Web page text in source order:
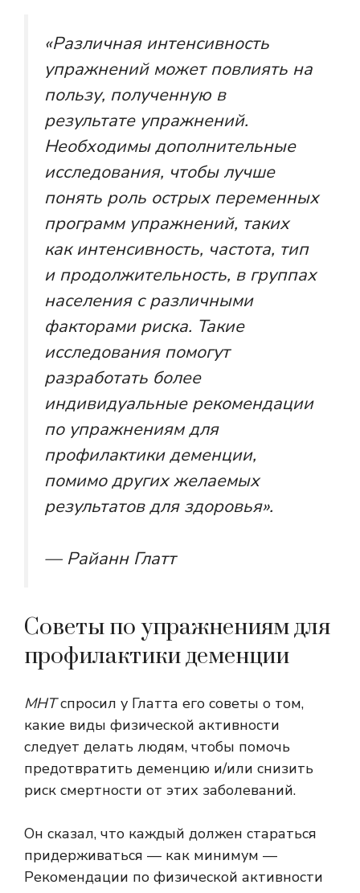
«Различная интенсивность
упражнений может повлиять на
пользу, полученную в
результате упражнений.
Необходимы дополнительные
исследования, чтобы лучше
понять роль острых переменных
программ упражнений, таких
как интенсивность, частота, тип
и продолжительность, в группах
населения с различными
факторами риска. Такие
исследования помогут
разработать более
индивидуальные рекомендации
по упражнениям для
профилактики деменции,
помимо других желаемых
результатов для здоровья».
— Райанн Глатт
Советы по упражнениям для
профилактики деменции
МНТспросил у Глатта его советы о том,
какие виды физической активности
следует делать людям, чтобы помочь
предотвратить деменцию и/или снизить
риск смертности от этих заболеваний.
Он сказал, что каждый должен стараться
придерживаться — как минимум —
Рекомендации по физической активности